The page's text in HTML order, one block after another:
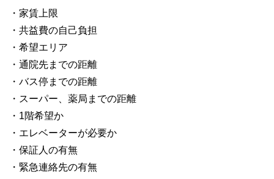
・家賃上限
・共益費の自己負担
・希望エリア
・通院先までの距離
・バス停までの距離
・スーパー、薬局までの距離
・1階希望か
・エレベーターが必要か
・保証人の有無
・緊急連絡先の有無